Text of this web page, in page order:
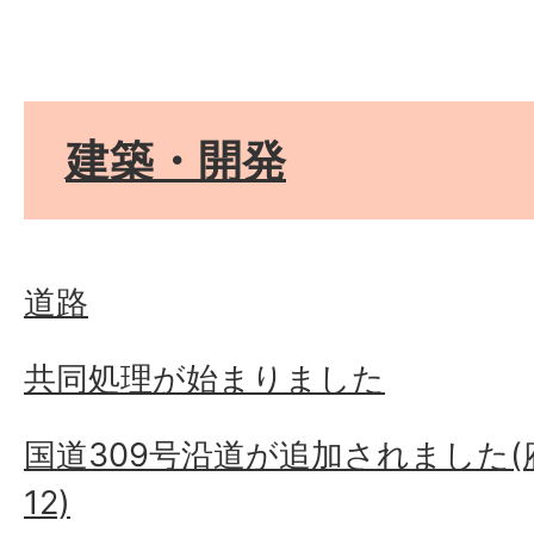
建築・開発
道路
共同処理が始まりました
国道309号沿道が追加されました(
12)